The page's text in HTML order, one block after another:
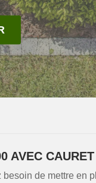
AVEC
de mettre en